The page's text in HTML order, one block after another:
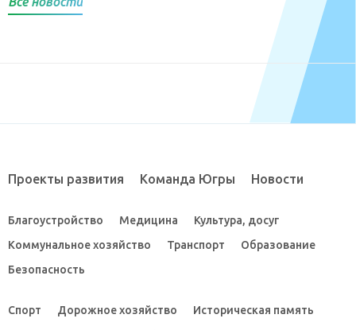
Проекты развития Команда Югры Новости
Благоустройство Медицина
Культура, досуг
Коммунальное хозяйство
Транспорт
Образование
Безопасность
Спорт Дорожное хозяйство
Историческая память